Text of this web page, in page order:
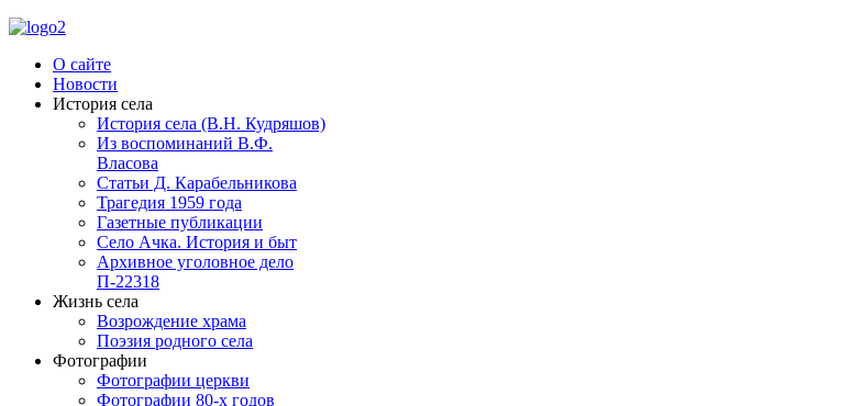
О сайте
Новости
История села
История села (В.Н. Кудряшов)
Из воспоминаний В.Ф.
Власова
Статьи Д. Карабельникова
Трагедия 1959 года
Газетные публикации
Село Ачка. История и быт
Архивное уголовное дело
П-22318
Жизнь села
Возрождение храма
Поэзия родного села
Фотографии
Фотографии церкви
Фотографии 80-х годов